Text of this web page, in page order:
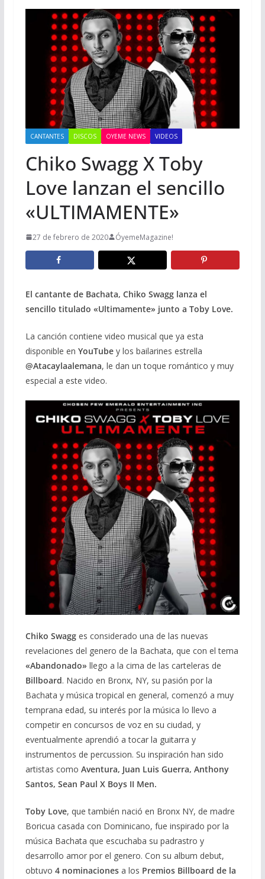
CANTANTES DISCOS OYEME NEWS VIDEOS
Chiko Swagg X Toby
Love lanzan el sencillo
«ULTIMAMENTE»
27 de febrero de 2020 ÓyemeMagazine!
El cantante de Bachata, Chiko Swagg lanza el
sencillo titulado «Ultimamente» junto a Toby Love.
La canción contiene video musical que ya esta
disponible en YouTubey los bailarines estrella
@Atacaylaalemana, le dan un toque romántico y muy
especial a este video.
Chiko Swagges considerado una de las nuevas
revelaciones del genero de la Bachata, que con el tema
«Abandonado» llego a la cima de las carteleras de
Billboard. Nacido en Bronx, NY, su pasión por la
Bachata y música tropical en general, comenzó a muy
temprana edad, su interés por la música lo llevo a
competir en concursos de voz en su ciudad, y
eventualmente aprendió a tocar la guitarra y
instrumentos de percussion. Su inspiración han sido
artistas como Aventura, Juan Luis Guerra, Anthony
Santos, Sean Paul X Boys II Men.
Toby Love, que también nació en Bronx NY, de madre
Boricua casada con Dominicano, fue inspirado por la
música Bachata que escuchaba su padrastro y
desarrollo amor por el genero. Con su album debut,
obtuvo 4 nominacionesa los Premios Billboard de la